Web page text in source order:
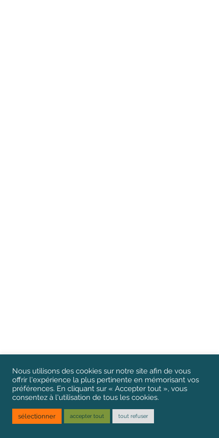
Nous utilisons des cookies sur notre site afin de vous
offrir l'expérience la plus pertinente en mémorisant vos
préférences. En cliquant sur « Accepter tout », vous
consentez à l'utilisation de tous les cookies.
sélectionner accepter tout tout refuser